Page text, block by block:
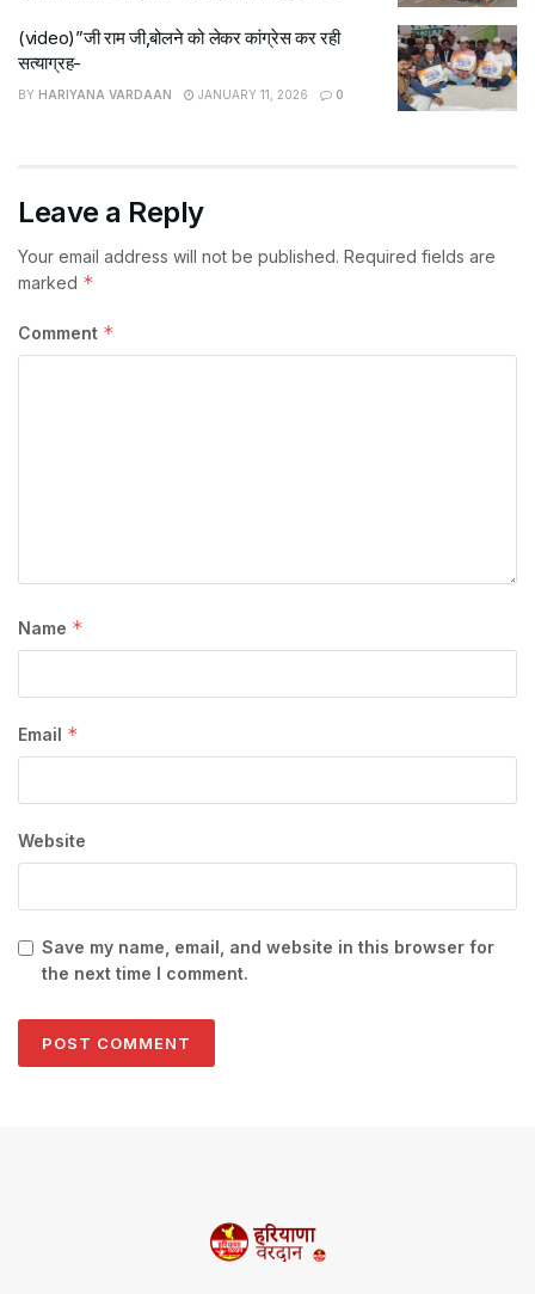
(video)”जी राम जी,बोलने को लेकर कांग्रेस कर रही
सत्याग्रह-
BY HARIYANA VARDAAN JANUARY 11, 2026 0
Leave a Reply
Your email address will not be published. Required fields are
marked *
Comment *
Name *
Email *
Website
Save my name, email, and website in this browser for
the next time I comment.